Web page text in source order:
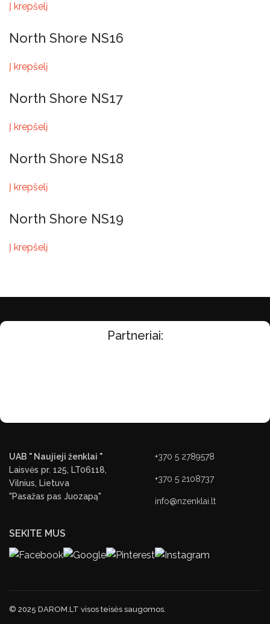
Į krepšelį
North Shore NS16
Į krepšelį
North Shore NS17
Į krepšelį
North Shore NS18
Į krepšelį
North Shore NS19
Į krepšelį
Partneriai:
UAB " Naujieji ženklai "
Laisvės pr. 125, LT06118,
Vilnius, Lietuva
"Pasažas pas Juozapą"
+370 5 2789578
+370 5 2108737
info@nzenklai.lt
SEKITE MUS
© 2025 DAROM.LT visos teisės saugomos.